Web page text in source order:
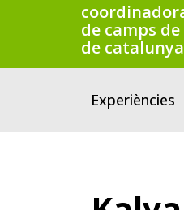
de camps
de catalunya
Experiències